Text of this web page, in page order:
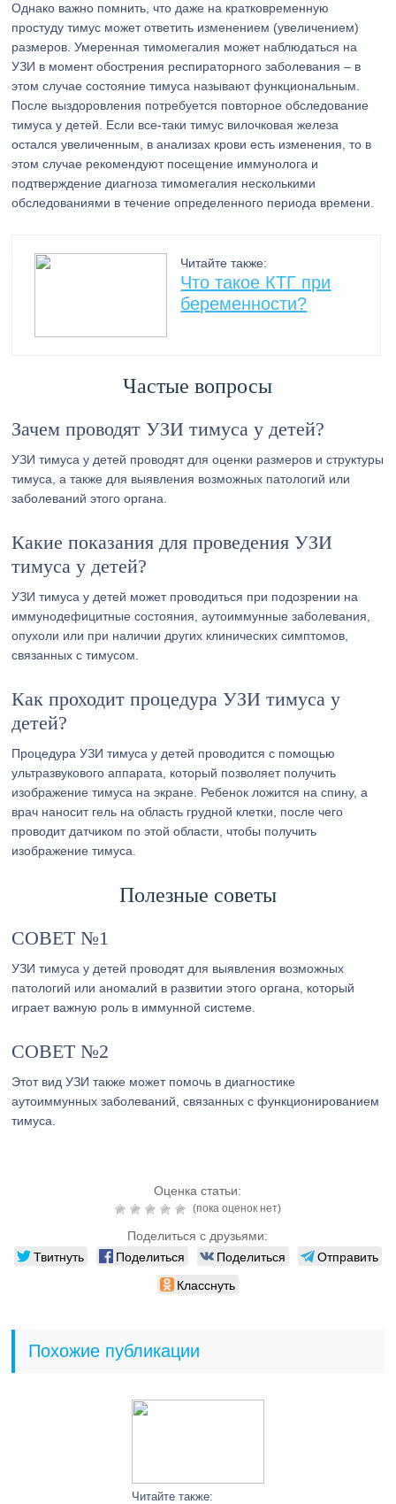
Однако важно помнить, что даже на кратковременную
простуду тимус может ответить изменением (увеличением)
размеров. Умеренная тимомегалия может наблюдаться на
УЗИ в момент обострения респираторного заболевания – в
этом случае состояние тимуса называют функциональным.
После выздоровления потребуется повторное обследование
тимуса у детей. Если все-таки тимус вилочковая железа
остался увеличенным, в анализах крови есть изменения, то в
этом случае рекомендуют посещение иммунолога и
подтверждение диагноза тимомегалия несколькими
обследованиями в течение определенного периода времени.
Читайте также:
Что такое КТГ при
беременности?
Частые вопросы
Зачем проводят УЗИ тимуса у детей?
УЗИ тимуса у детей проводят для оценки размеров и структуры
тимуса, а также для выявления возможных патологий или
заболеваний этого органа.
Какие показания для проведения УЗИ
тимуса у детей?
УЗИ тимуса у детей может проводиться при подозрении на
иммунодефицитные состояния, аутоиммунные заболевания,
опухоли или при наличии других клинических симптомов,
связанных с тимусом.
Как проходит процедура УЗИ тимуса у
детей?
Процедура УЗИ тимуса у детей проводится с помощью
ультразвукового аппарата, который позволяет получить
изображение тимуса на экране. Ребенок ложится на спину, а
врач наносит гель на область грудной клетки, после чего
проводит датчиком по этой области, чтобы получить
изображение тимуса.
Полезные советы
СОВЕТ №1
УЗИ тимуса у детей проводят для выявления возможных
патологий или аномалий в развитии этого органа, который
играет важную роль в иммунной системе.
СОВЕТ №2
Этот вид УЗИ также может помочь в диагностике
аутоиммунных заболеваний, связанных с функционированием
тимуса.
Оценка статьи:
(пока оценок нет)
Поделиться с друзьями:
Твитнуть Поделиться Поделиться
Отправить
Класснуть
Похожие публикации
Читайте также: